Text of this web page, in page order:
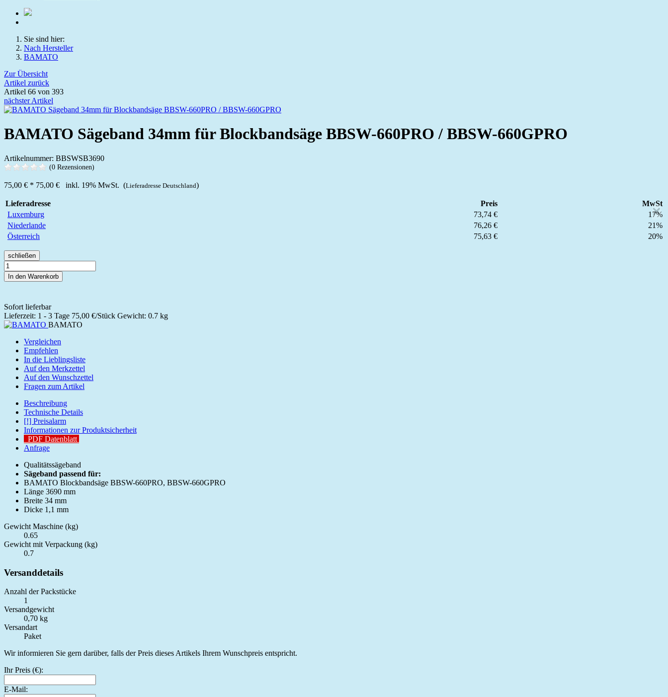
Sie sind hier:
Nach Hersteller
BAMATO
Zur Übersicht
Artikel zurück
Artikel 66 von 393
nächster Artikel
BAMATO Sägeband 34mm für Blockbandsäge BBSW-660PRO / BBSW-660GPRO
Artikelnummer: BBSWSB3690
(0 Rezensionen)
75,00 € * 75,00 € inkl. 19% MwSt. (Lieferadresse Deutschland)
×
Lieferadresse Preis
MwSt
Luxemburg
73,74 €
17%
Niederlande
76,26 €
21%
Österreich
75,63 € 20%
schließen
In den Warenkorb
Sofort lieferbar
Lieferzeit: 1 - 3 Tage 75,00 €/Stück Gewicht: 0.7 kg
BAMATO
Vergleichen
Empfehlen
In die Lieblingsliste
Auf den Merkzettel
Auf den Wunschzettel
Fragen zum Artikel
Beschreibung
Technische Details
[!] Preisalarm
Informationen zur Produktsicherheit
PDF Datenblatt
Anfrage
Qualitätssägeband
Sägeband passend für:
BAMATO Blockbandsäge BBSW-660PRO, BBSW-660GPRO
Länge 3690 mm
Breite 34 mm
Dicke 1,1 mm
Gewicht Maschine (kg)
0.65
Gewicht mit Verpackung (kg)
0.7
Versanddetails
Anzahl der Packstücke
1
Versandgewicht
0,70 kg
Versandart
Paket
Wir informieren Sie gern darüber, falls der Preis dieses Artikels Ihrem Wunschpreis entspricht.
Ihr Preis (€):
E-Mail: